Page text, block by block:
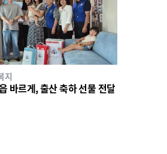
지
바르게, 출산 축하 선물 전달